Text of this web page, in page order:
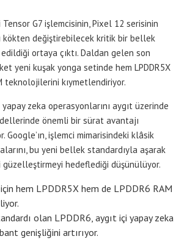
Tensor G7 işlemcisinin, Pixel 12 serisinin
kökten değiştirebilecek kritik bir bellek
ortaya çıktı. Daldan gelen son
yeni kuşak yonga setinde hem LPDDR5X
teknolojilerini kıymetlendiriyor.
yapay zeka operasyonlarını aygıt üzerinde
önemli bir sürat avantajı
Google’ın, işlemci mimarisindeki klâsik
bu yeni bellek standardıyla aşarak
güzelleştirmeyi hedeflediği düşünülüyor.
hem LPDDR5X hem de LPDDR6 RAM
olan LPDDR6, aygıt içi yapay zeka
genişliğini artırıyor.